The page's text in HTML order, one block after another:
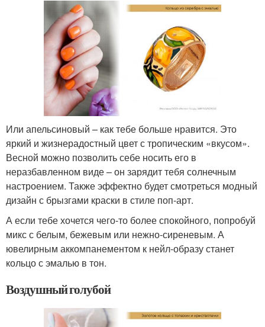
Или апельсиновый – как тебе больше нравится. Это
яркий и жизнерадостный цвет с тропическим «вкусом».
Весной можно позволить себе носить его в
неразбавленном виде – он зарядит тебя солнечным
настроением. Также эффектно будет смотреться модный
дизайн с брызгами краски в стиле поп-арт.
А если тебе хочется чего-то более спокойного, попробуй
микс с белым, бежевым или нежно-сиреневым. А
ювелирным аккомпанементом к нейл-образу станет
кольцо с эмалью в тон.
Воздушный голубой